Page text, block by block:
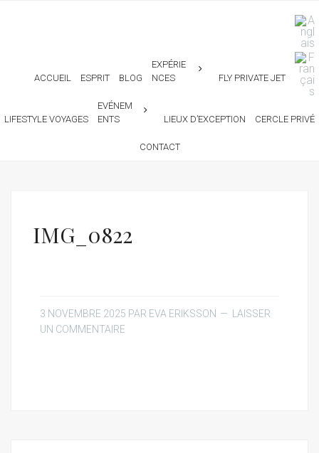
ACCUEIL ESPRIT BLOG
EXPÉRIE
NCES
FLY PRIVATE JET
LIFESTYLE VOYAGES
EVÉNEM
ENTS
LIEUX D’EXCEPTION CERCLE PRIVÉ
CONTACT
IMG_0822
3 NOVEMBRE 2025 PAR EVA ERIKSSON
LAISSER
UN COMMENTAIRE